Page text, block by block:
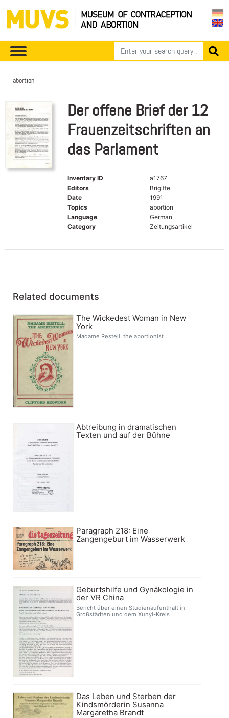
abortion
Der offene Brief der 12
Frauenzeitschriften an
das Parlament
Inventary ID
a1767
Editors
Brigitte
Date
1991
Topics
abortion
Language
German
Category
Zeitungsartikel
Related documents
The Wickedest Woman in New
York
Madame Restell, the abortionist
Abtreibung in dramatischen
Texten und auf der Bühne
Paragraph 218: Eine
Zangengeburt im Wasserwerk
Geburtshilfe und Gynäkologie in
der VR China
Bericht über einen Studienaufenthalt in
Großstädten und dem Xunyi-Kreis
Das Leben und Sterben der
Kindsmörderin Susanna
Margaretha Brandt